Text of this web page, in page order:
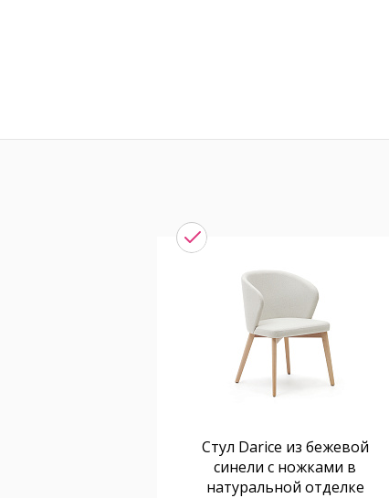
Стул Darice из бежевой
синели с ножками в
натуральной отделке